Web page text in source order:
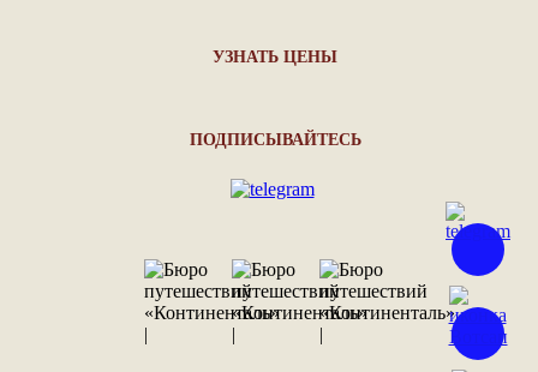
УЗНАТЬ ЦЕНЫ
ПОДПИСЫВАЙТЕСЬ